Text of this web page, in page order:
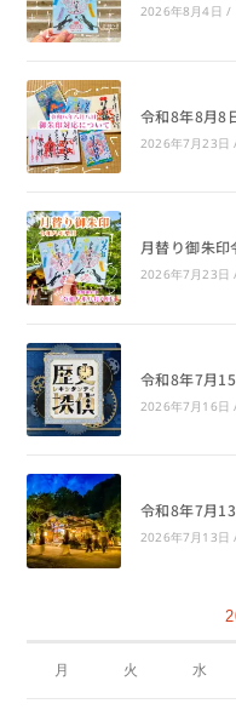
2026年8月4日 /
令和8年8月8
2026年7月23日
月替り御朱印
2026年7月23日
令和8年7月
2026年7月16日
令和8年7月
2026年7月13日
月 火 水